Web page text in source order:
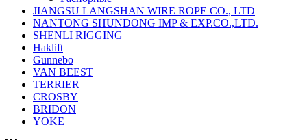
JIANGSU LANGSHAN WIRE ROPE CO., LTD
NANTONG SHUNDONG IMP & EXP.CO.,LTD.
SHENLI RIGGING
Haklift
Gunnebo
VAN BEEST
TERRIER
CROSBY
BRIDON
YOKE